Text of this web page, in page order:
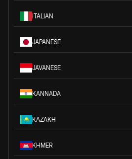
ITALIAN
JAPANESE
JAVANESE
KANNADA
KAZAKH
KHMER